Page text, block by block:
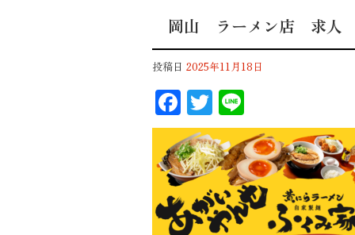
岡山 ラーメン店 求
投稿日 2025年11月18日
F
ac
eb
oo
k
T
wi
tt
er
n
e